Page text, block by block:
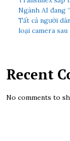
Ngành AI đang
Tất cả người
loại camera sau
Recent
No comments to